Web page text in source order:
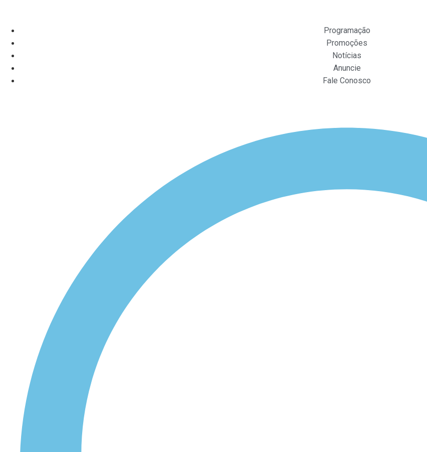
Programação
Promoções
Notícias
Anuncie
Fale Conosco